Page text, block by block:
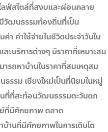
ฟ์สไตล์ที่สงบและผ่อนคลาย
มีวัฒนธรรมท้องถิ่นที่เป็น
ค่าใช้จ่ายในชีวิตประจำวันใน
ะบริการต่างๆ มีราคาที่เหมาะสม
รถหาบ้านในราคาที่สมเหตุสม
รรม เชียงใหม่เป็นที่นิยมในหมู่
ที่ที่สะท้อนวัฒนธรรมตะวันตก
ย์ที่มีศักยภาพ ตลาด
านที่มีศักยภาพในการเติบโต